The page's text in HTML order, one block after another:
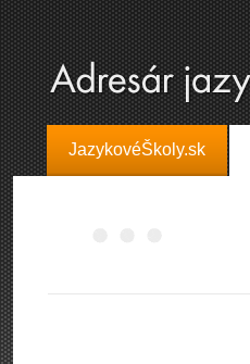
JazykovéŠkoly.sk